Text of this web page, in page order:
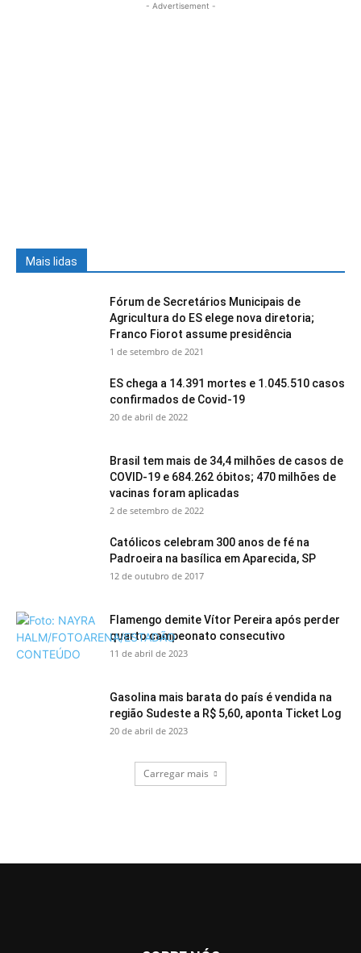
- Advertisement -
Mais lidas
Fórum de Secretários Municipais de
Agricultura do ES elege nova diretoria;
Franco Fiorot assume presidência
1 de setembro de 2021
ES chega a 14.391 mortes e 1.045.510 casos
confirmados de Covid-19
20 de abril de 2022
Brasil tem mais de 34,4 milhões de casos de
COVID-19 e 684.262 óbitos; 470 milhões de
vacinas foram aplicadas
2 de setembro de 2022
Católicos celebram 300 anos de fé na
Padroeira na basílica em Aparecida, SP
12 de outubro de 2017
Flamengo demite Vítor Pereira após perder
quarto campeonato consecutivo
11 de abril de 2023
Gasolina mais barata do país é vendida na
região Sudeste a R$ 5,60, aponta Ticket Log
20 de abril de 2023
Carregar mais